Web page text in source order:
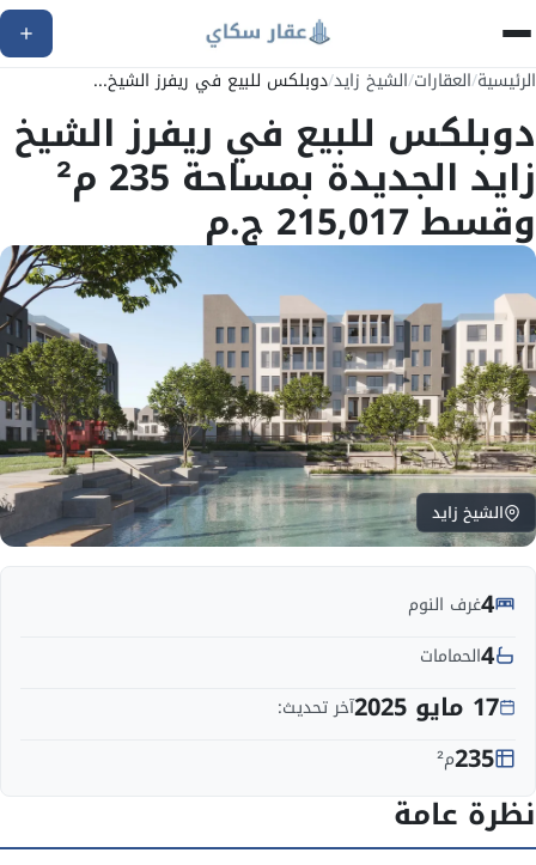
الرئيسية/العقارات/الشيخ زايد/دوبلكس للبيع في ريفرز الشيخ...
دوبلكس للبيع في ريفرز الشيخ
زايد الجديدة بمساحة 235 م²
وقسط 215,017 ج.م
الشيخ زايد
4غرف النوم
4الحمامات
17 مايو 2025 آخر تحديث:
235م²
نظرة عامة